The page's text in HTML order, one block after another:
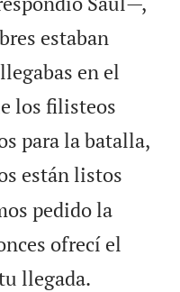
estaban
en el
los filisteos
para la batalla,
están listos
pedido la
ofrecí el
llegada.